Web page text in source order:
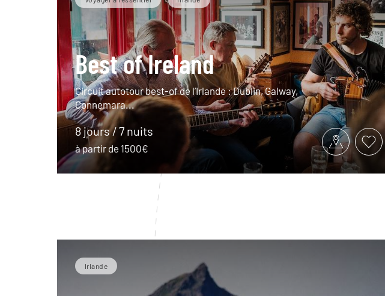
Best of Ireland
Circuit autotour best-of de l’Irlande : Dublin, Galway,
Connemara...
8 jours / 7 nuits
à partir de 1500€
Irlande